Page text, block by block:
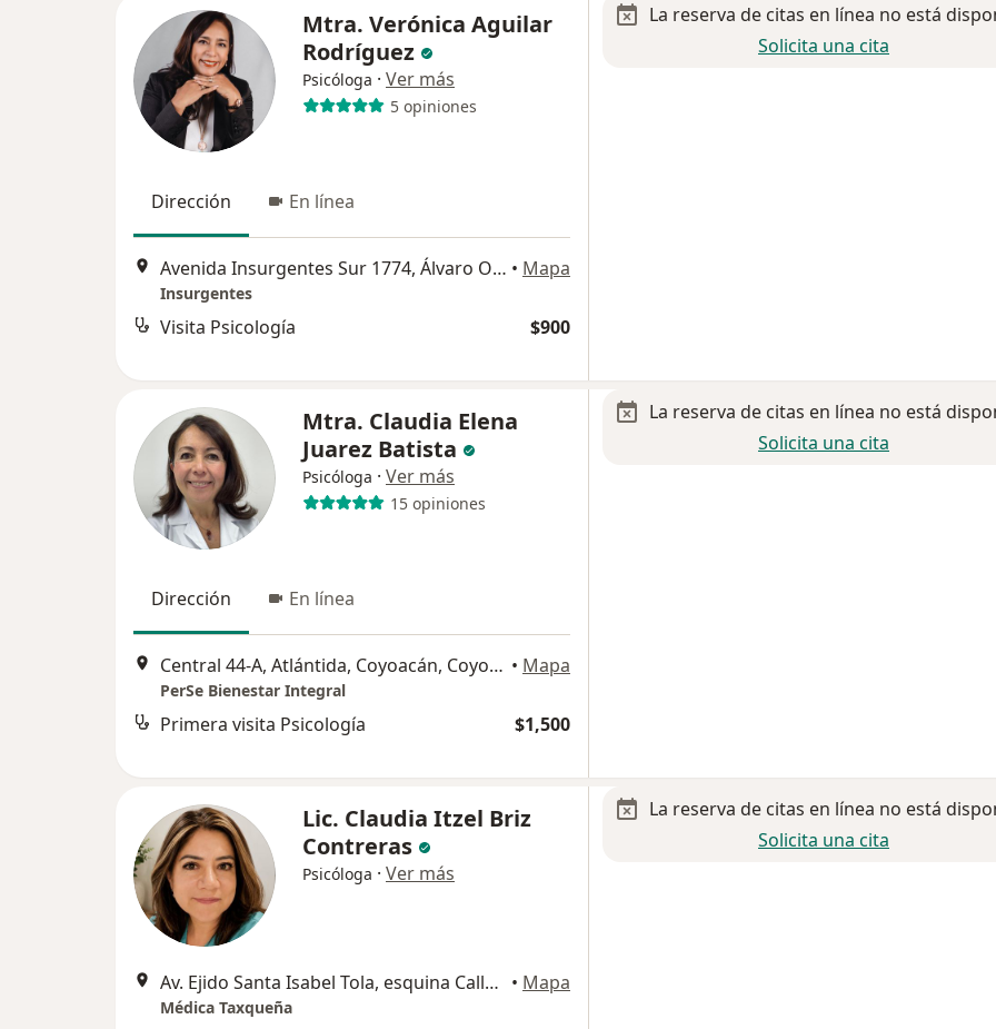
Mtra. Verónica Aguilar
Rodríguez
Psicóloga · Ver más
5 opiniones
Dirección En línea
Avenida Insurgentes Sur 1774, Álvaro Obregón • Mapa
Insurgentes
Visita Psicología $900
La reserva de citas en línea no está
Solicita una cita
Mtra. Claudia Elena
Juarez Batista
Psicóloga · Ver más
15 opiniones
Dirección En línea
Central 44-A, Atlántida, Coyoacán, Coyoacán • Mapa
PerSe Bienestar Integral
Primera visita Psicología $1,500
La reserva de citas en línea no está
Solicita una cita
Lic. Claudia Itzel Briz
Contreras
Psicóloga · Ver más
Av. Ejido Santa Isabel Tola, esquina Calle D, Manzana I, Coyoacán • Mapa
Médica Taxqueña
La reserva de citas en línea no está
Solicita una cita